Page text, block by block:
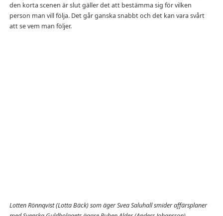
den korta scenen är slut gäller det att bestämma sig för vilken
person man vill följa. Det går ganska snabbt och det kan vara svårt
att se vem man följer.
Lotten Rönnqvist (Lotta Bäck) som äger Svea Saluhall smider affärsplaner